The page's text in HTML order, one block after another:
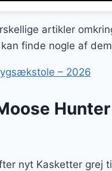
artikler
finde nogle af
– 2026
nyt Kasketter grej